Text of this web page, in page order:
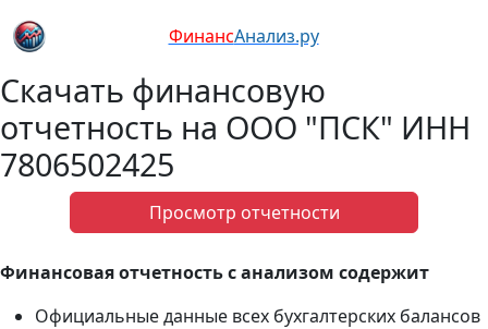
ФинансАнализ.ру
Скачать финансовую
отчетность на ООО "ПСК" ИНН
7806502425
Просмотр отчетности
Финансовая отчетность с анализом содержит
Официальные данные всех бухгалтерских балансов